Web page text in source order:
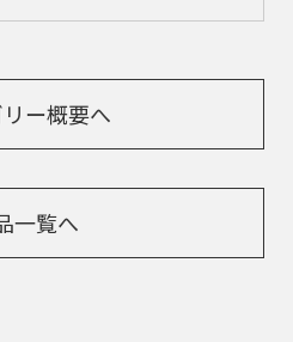
ー概要へ
一覧へ